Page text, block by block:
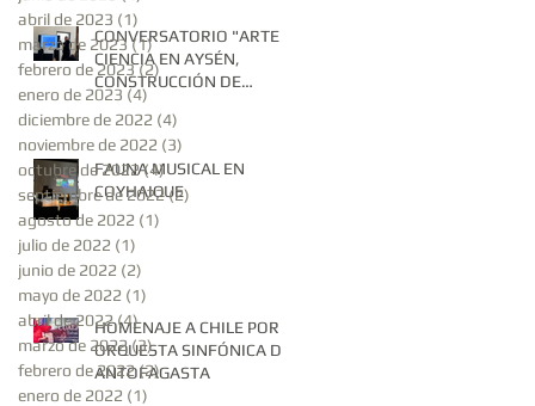
CONVERSATORIO "ARTE Y
CIENCIA EN AYSÉN,
CONSTRUCCIÓN DE
SABERES EN EL SUR
AUSTRAL"
FAUNA MUSICAL EN
COYHAIQUE
HOMENAJE A CHILE POR
ORQUESTA SINFÓNICA DE
ANTOFAGASTA
abril de 2023 (1)
marzo de 2023 (1)1 entrada
febrero de 2023(2)2 entradas
enero de 2023 (4)
diciembre de 2022 (4)
noviembre de 2022 (3)
octubre de 2022(4)4 entradas
septiembre de 2022(2)
agosto de 2022 (1)
julio de 2022 (1)
junio de 2022 (2)
mayo de 2022 (1)
abril de 2022 (4)4 entradas
marzo de 2022 (3)3 entradas
febrero de 2022 (2)2 entradas
enero de 2022 (1)